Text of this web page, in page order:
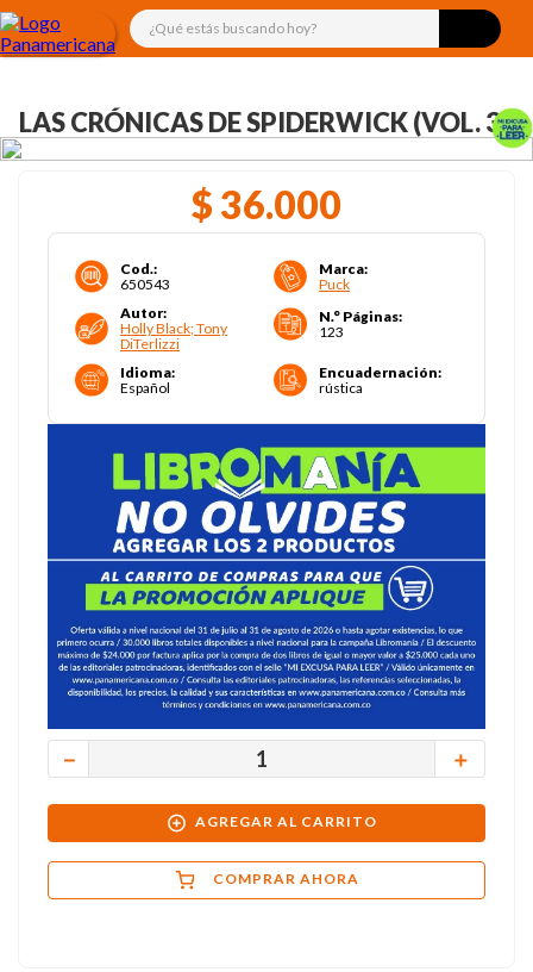
¿Qué estás buscando hoy?
LAS CRÓNICAS DE SPIDERWICK (VOL. 3)
$ 36.000
Cod.:
650543
Marca:
Puck
Autor:
Holly Black; Tony
DiTerlizzi
N.° Páginas:
123
Idioma:
Español
Encuadernación:
rústica
＋
－
AGREGAR AL CARRITO
COMPRAR AHORA